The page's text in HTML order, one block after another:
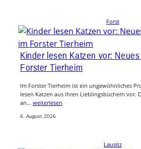
Forst
Kinder lesen Katzen vor:
Forster Tierheim
Im Forster Tierheim ist ein ungewöhnliches
lesen Katzen aus ihren Lieblingsbüchern vor.
an… weiterlesen
6. August 2026
Lausitz